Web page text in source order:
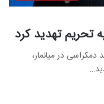
تحریم تهدید کرد
دمکراسی در میانمار،